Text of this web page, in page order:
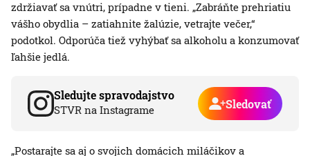
zdržiavať sa vnútri, prípadne v tieni. „Zabráňte prehriatiu
vášho obydlia – zatiahnite žalúzie, vetrajte večer,“
podotkol. Odporúča tiež vyhýbať sa alkoholu a konzumovať
ľahšie jedlá.
Sledujte spravodajstvo
STVR na Instagrame Sledovať
„Postarajte sa aj o svojich domácich miláčikov a